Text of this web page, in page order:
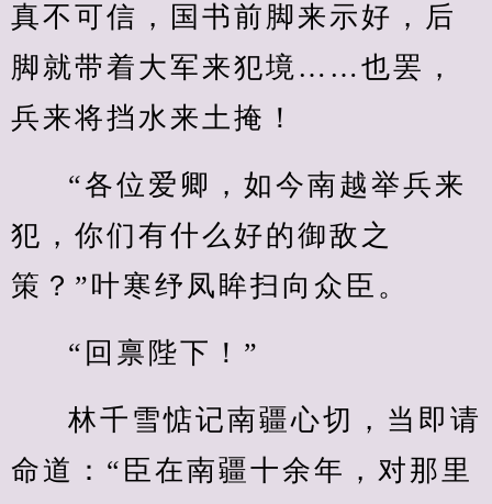
真不可信，国书前脚来示好，后
脚就带着大军来犯境……也罢，
兵来将挡水来土掩！
“各位爱卿，如今南越举兵来
犯，你们有什么好的御敌之
策？”叶寒纾凤眸扫向众臣。
“回禀陛下！”
林千雪惦记南疆心切，当即请
命道：“臣在南疆十余年，对那里